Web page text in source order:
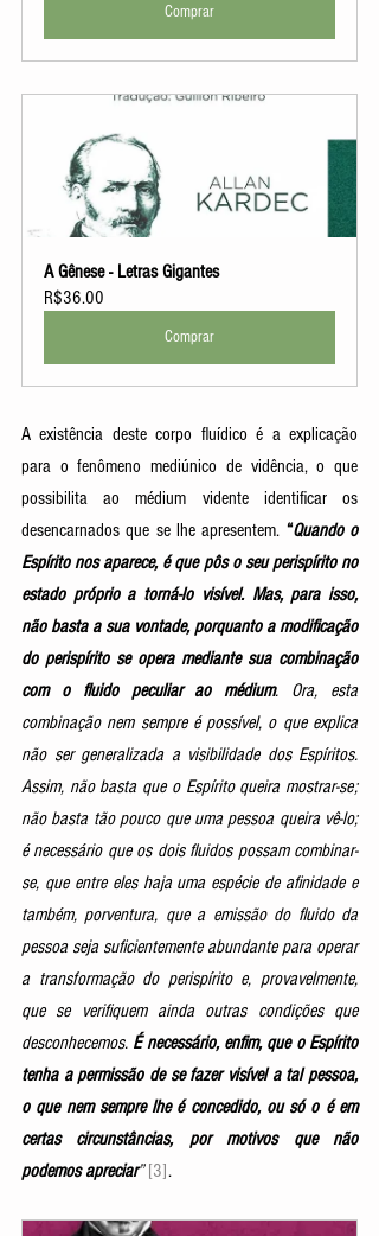
Comprar
A Gênese - Letras Gigantes
R$36.00
Comprar
A existência deste corpo fluídico é a explicação
para o fenômeno mediúnico de vidência, o que
possibilita ao médium vidente identificar os
desencarnados que se lhe apresentem. “Quando o
Espírito nos aparece, é que pôs o seu perispírito no
estado próprio a torná-lo visível. Mas, para isso,
não basta a sua vontade, porquanto a modificação
do perispírito se opera mediante sua combinação
com o fluido peculiar ao médium. Ora, esta
combinação nem sempre é possível, o que explica
não ser generalizada a visibilidade dos Espíritos.
Assim, não basta que o Espírito queira mostrar-se;
não basta tão pouco que uma pessoa queira vê-lo;
é necessário que os dois fluidos possam combinar-
se, que entre eles haja uma espécie de afinidade e
também, porventura, que a emissão do fluido da
pessoa seja suficientemente abundante para operar
a transformação do perispírito e, provavelmente,
que se verifiquem ainda outras condições que
desconhecemos. É necessário, enfim, que o Espírito
tenha a permissão de se fazer visível a tal pessoa,
o que nem sempre lhe é concedido, ou só o é em
certas circunstâncias, por motivos que não
podemos apreciar” [3].